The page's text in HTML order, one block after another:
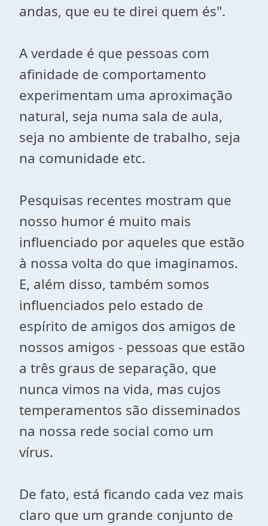
andas, que eu te direi quem és".
A verdade é que pessoas com
afinidade de comportamento
experimentam uma aproximação
natural, seja numa sala de aula,
seja no ambiente de trabalho, seja
na comunidade etc.
Pesquisas recentes mostram que
nosso humor é muito mais
influenciado por aqueles que estão
à nossa volta do que imaginamos.
E, além disso, também somos
influenciados pelo estado de
espírito de amigos dos amigos de
nossos amigos - pessoas que estão
a três graus de separação, que
nunca vimos na vida, mas cujos
temperamentos são disseminados
na nossa rede social como um
vírus.
De fato, está ficando cada vez mais
claro que um grande conjunto de